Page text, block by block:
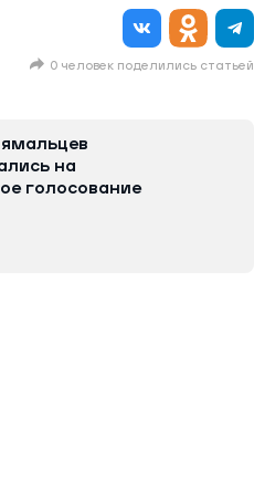
0 человек поделились статьей
на
голосование